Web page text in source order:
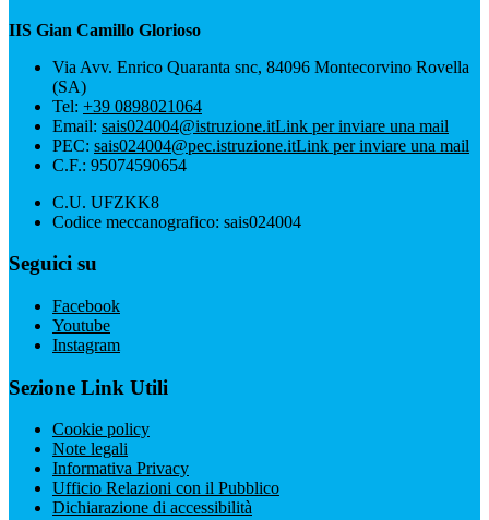
IIS Gian Camillo Glorioso
Via Avv. Enrico Quaranta snc, 84096 Montecorvino Rovella
(SA)
Tel: +39 0898021064
Email: sais024004@istruzione.itLink per inviare una mail
PEC: sais024004@pec.istruzione.itLink per inviare una mail
C.F.: 95074590654
C.U. UFZKK8
Codice meccanografico: sais024004
Seguici su
Facebook
Youtube
Instagram
Sezione Link Utili
Cookie policy
Note legali
Informativa Privacy
Ufficio Relazioni con il Pubblico
Dichiarazione di accessibilità